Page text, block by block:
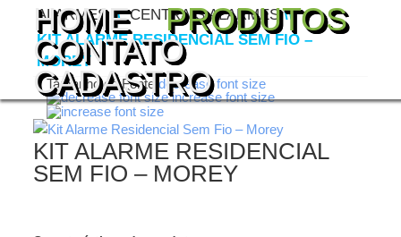
HOME
PRODUTOS
CONTATO
CADASTRO
ALARMES \\CENTRAIS ALARMES \\
KIT ALARME RESIDENCIAL SEM FIO –
MOREY
Tamanho da Fonte decrease font size
increase font size
KIT ALARME RESIDENCIAL
SEM FIO – MOREY